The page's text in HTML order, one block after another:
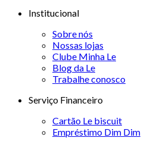
Institucional
Sobre nós
Nossas lojas
Clube Minha Le
Blog da Le
Trabalhe conosco
Serviço Financeiro
Cartão Le biscuit
Empréstimo Dim Dim